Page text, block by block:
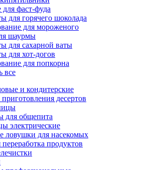
фаст-фуда
для горячего шоколада
для мороженого
шаурмы
для сахарной ваты
для хот-догов
для попкорна
все
и кондитерские
десертов
для общепита
электрические
ловушки для насекомых
продуктов